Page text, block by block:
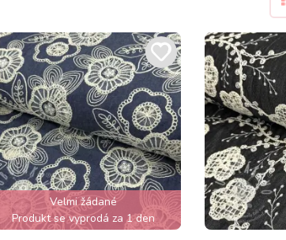
Velmi žádané
Produkt se vyprodá za 1 den